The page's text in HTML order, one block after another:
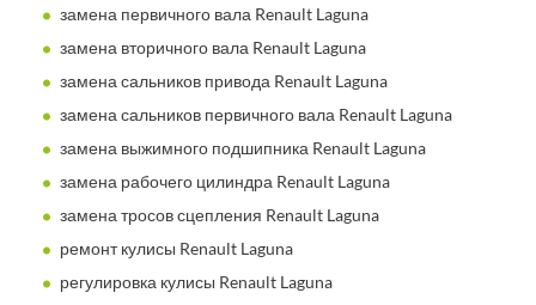
замена первичного вала Renault Laguna
замена вторичного вала Renault Laguna
замена сальников привода Renault Laguna
замена сальников первичного вала Renault Laguna
замена выжимного подшипника Renault Laguna
замена рабочего цилиндра Renault Laguna
замена тросов сцепления Renault Laguna
ремонт кулисы Renault Laguna
регулировка кулисы Renault Laguna